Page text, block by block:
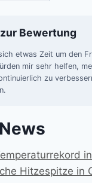
Bewertung
etwas Zeit um den
mir sehr helfen,
zu
Hitzespitze in